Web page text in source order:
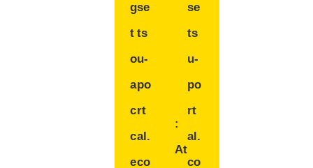
g
t
o
a
c
c
e
se
ts
u-
po
rt
al.
co
:
At
se
ts
u-
po
rt
al.
co